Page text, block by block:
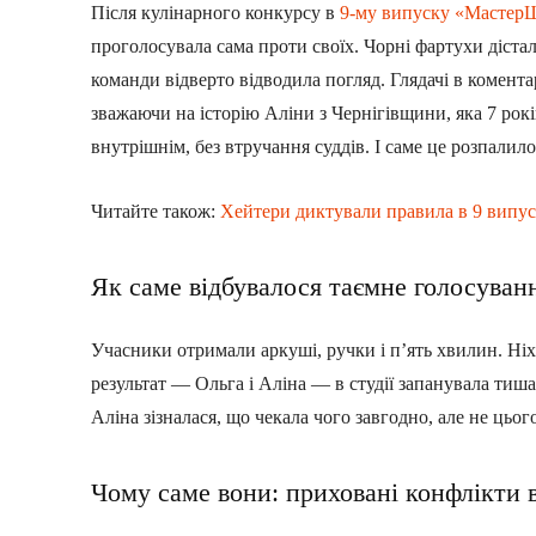
Після кулінарного конкурсу в 9-му випуску
проголосувала сама проти своїх. Чорні фартухи
команди відверто відводила погляд. Глядачі в
зважаючи на історію Аліни з Чернігівщини, яка 7
внутрішнім, без втручання суддів. І саме це
Читайте також: Хейтери диктували правила в 9
Як саме відбувалося таємне
Учасники отримали аркуші, ручки і п’ять хвилин.
результат — Ольга і Аліна — в студії запанувала
Аліна зізналася, що чекала чого завгодно, але не
Чому саме вони: приховані